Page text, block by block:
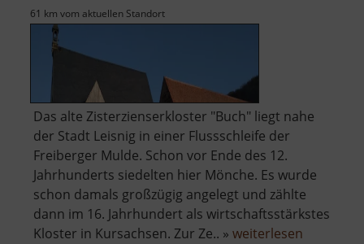
61 km vom aktuellen Standort
Das alte Zisterzienserkloster "Buch" liegt nahe
der Stadt Leisnig in einer Flussschleife der
Freiberger Mulde. Schon vor Ende des 12.
Jahrhunderts siedelten hier Mönche. Es wurde
schon damals großzügig angelegt und zählte
dann im 16. Jahrhundert als wirtschaftsstärkstes
Kloster in Kursachsen. Zur Ze.. » weiterlesen